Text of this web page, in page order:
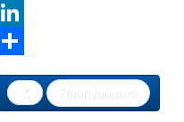
Twitter
LinkedIn
Προηγούμενο